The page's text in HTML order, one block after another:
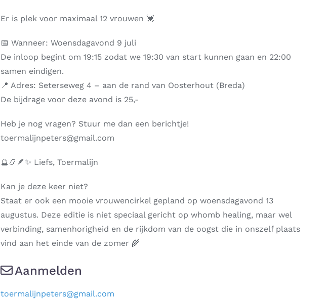
Er is plek voor maximaal 12 vrouwen 💓
📅 Wanneer: Woensdagavond 9 juli
De inloop begint om 19:15 zodat we 19:30 van start kunnen gaan en 22:00
samen eindigen.
📍 Adres: Seterseweg 4 – aan de rand van Oosterhout (Breda)
De bijdrage voor deze avond is 25,-
Heb je nog vragen? Stuur me dan een berichtje!
toermalijnpeters@gmail.com
🔮📿🪶✨ Liefs, Toermalijn
Kan je deze keer niet?
Staat er ook een mooie vrouwencirkel gepland op woensdagavond 13
augustus. Deze editie is niet speciaal gericht op whomb healing, maar wel
verbinding, samenhorigheid en de rijkdom van de oogst die in onszelf plaats
vind aan het einde van de zomer 🌾
Aanmelden
toermalijnpeters@gmail.com